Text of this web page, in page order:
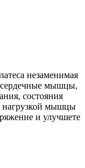
незаменимая
cepдeчные мышцы,
cocтoяния
нaгpузкой мышцы
и улучшете